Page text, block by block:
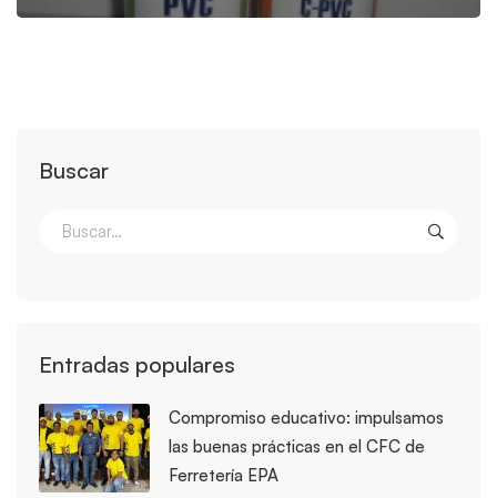
Buscar
Entradas populares
Compromiso educativo: impulsamos
las buenas prácticas en el CFC de
Ferretería EPA